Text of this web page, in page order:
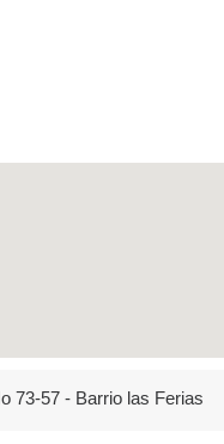
73-57 - Barrio las Ferias